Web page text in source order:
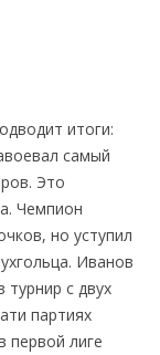
итоги:
самый
Это
Чемпион
но уступил
Иванов
с двух
партиях
первой лиге